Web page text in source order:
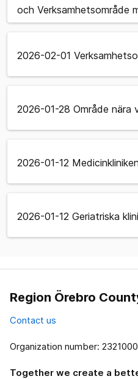
och Verksamhetsområde
2026-02-01
2026-01-28 Område nära
2026-01-12
2026-01-12 Geriatriska
Region Örebro
Contact us
Organization number:
Together we create a